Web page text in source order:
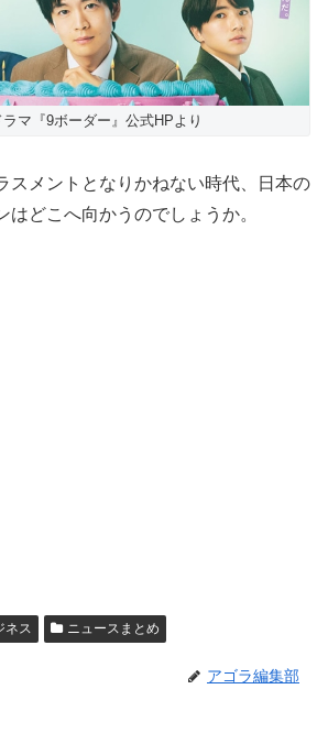
マ『9ボーダー』公式HPより
スメントとなりかねない時代、日本の
はどこへ向かうのでしょうか。
ネス ニュースまとめ
アゴラ編集部